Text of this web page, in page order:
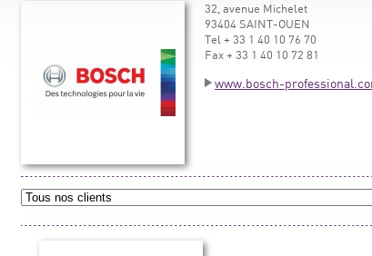
32, avenue Michelet
93404 SAINT-OUEN
Tel + 33 1 40 10 76 70
Fax + 33 1 40 10 72 81
www.bosch-